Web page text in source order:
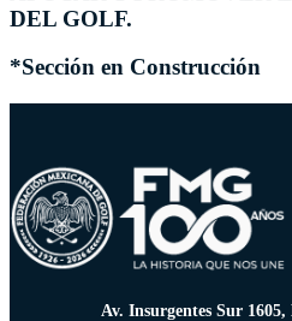
DEL GOLF.
*Sección en Construcción
Av. Insurgentes Sur